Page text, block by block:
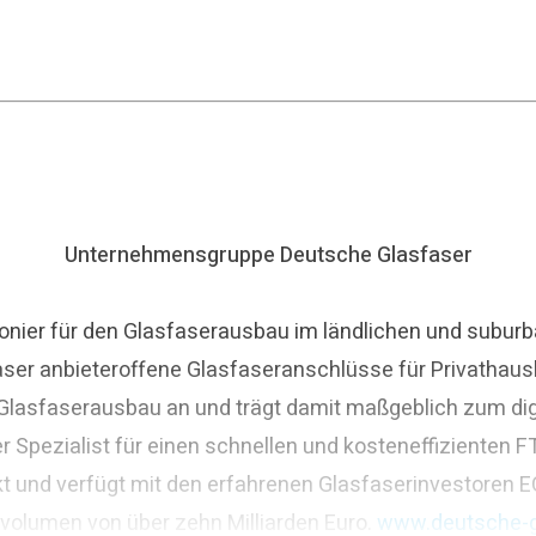
Unternehmensgruppe Deutsche Glasfaser
für den Glasfaserausbau im ländlichen und
anbieteroffene Glasfaseranschlüsse für
an und trägt damit maßgeblich zum
für einen schnellen und kosteneffizienten
verfügt mit den erfahrenen Glasfaserinvestoren
von über zehn Milliarden Euro.